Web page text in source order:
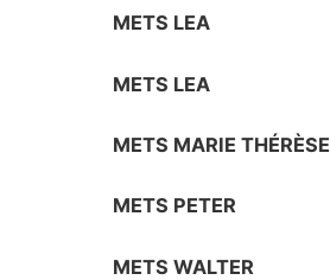
METS LEA
METS LEA
METS MARIE THÉRÈSE
METS PETER
METS WALTER